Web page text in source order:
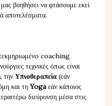
βοηθήσει να φτάσουμε εκεί
αποτελέσματα.
coaching
τεχνικές όπως είναι
, την Υπνοθεραπεία (εάν
και τηYogaεάν κάποιος
διεύρυνση μέσα στις